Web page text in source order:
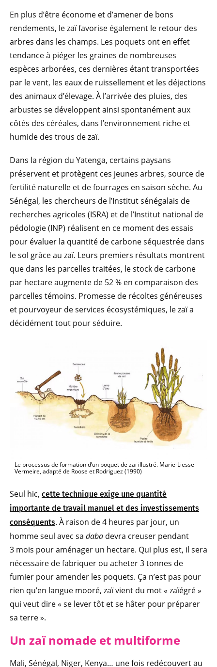
En plus d’être économe et d’amener de bons
rendements, le zaï favorise également le retour des
arbres dans les champs. Les poquets ont en effet
tendance à piéger les graines de nombreuses
espèces arborées, ces dernières étant transportées
par le vent, les eaux de ruissellement et les déjections
des animaux d’élevage. À l’arrivée des pluies, des
arbustes se développent ainsi spontanément aux
côtés des céréales, dans l’environnement riche et
humide des trous de zaï.
Dans la région du Yatenga, certains paysans
préservent et protègent ces jeunes arbres, source de
fertilité naturelle et de fourrages en saison sèche. Au
Sénégal, les chercheurs de l’Institut sénégalais de
recherches agricoles (ISRA) et de l’Institut national de
pédologie (INP) réalisent en ce moment des essais
pour évaluer la quantité de carbone séquestrée dans
le sol grâce au zaï. Leurs premiers résultats montrent
que dans les parcelles traitées, le stock de carbone
par hectare augmente de 52 % en comparaison des
parcelles témoins. Promesse de récoltes généreuses
et pourvoyeur de services écosystémiques, le zaï a
décidément tout pour séduire.
Le processus de formation d’un poquet de zaï illustré. Marie-Liesse
Vermeire, adapté de Roose et Rodriguez (1990)
Seul hic, cette technique exige une quantité
importante de travail manuel et des investissements
conséquents. À raison de 4 heures par jour, un
homme seul avec sa daba devra creuser pendant
3 mois pour aménager un hectare. Qui plus est, il sera
nécessaire de fabriquer ou acheter 3 tonnes de
fumier pour amender les poquets. Ça n’est pas pour
rien qu’en langue mooré, zaï vient du mot « zaïégré »
qui veut dire « se lever tôt et se hâter pour préparer
sa terre ».
Un zaï nomade et multiforme
Mali, Sénégal, Niger, Kenya… une fois redécouvert au